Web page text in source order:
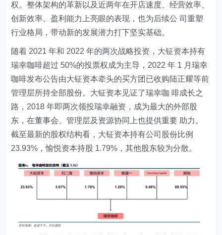
权。整体架构的革新以及近两年在开店速度、经营效率、
创新效率、盈利能力上亮眼的表现，也为后续公 司重塑
行业格局，带动新的发展潜力打下坚实基础。
随着 2021 年和 2022 年的两次战略投资，大钲资本持有
瑞幸咖啡超过 50%的投票权成为主导，2022 年 1 月瑞幸
咖啡发布公告由大钲资本牵头的买方团已收购陆正耀等前
管理层所持全部股份。大钲资本见证了瑞幸咖 啡成长之
路，2018 年即两次领投瑞幸融资，成为最大的外部股
东，在董事会、管理层及资源协同上也提供重要 助力。
截至最新的股权结构看，大钲资本持有公司股份比例
23.93%，愉悦资本持股 1.79%，其他股东较为分散。